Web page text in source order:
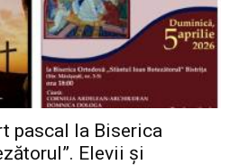
pascal la Biserica
Elevii și